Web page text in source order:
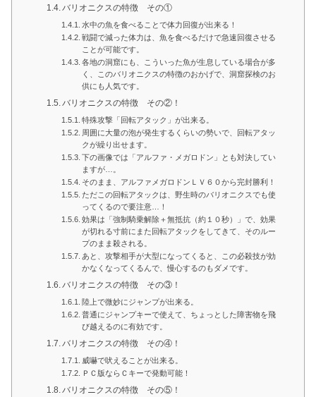
バリオニクスの特徴 その①
水中の魚を食べることで体力回復が出来る！
戦闘で減った体力は、魚を食べるだけで急速回復させる
ことが可能です。
各地の洞窟にも、こういった魚が生息している場合が多
く、このバリオニクスの特徴のおかげで、洞窟探検のお
供にも人気です。
バリオニクスの特徴 その②！
特殊攻撃「回転アタック」が出来る。
周囲に大量の泡が発生するくらいの勢いで、回転アタッ
クが繰り出せます。
下の画像では「アルファ・メガロドン」とも対決してい
ますが…。
そのまま、アルファメガロドンＬＶ６０から完封勝利！
ただこの回転アタックは、野生時のバリオニクスでも使
ってくるので要注意…！
効果は「強制騎乗解除＋無抵抗（約１０秒）」で、効果
が切れる寸前にまた回転アタックをしてきて、そのルー
プのまま殺される。
あと、攻撃相手が大型になってくると、この必殺技が効
かなくなってくるんで、慢心するのもダメです。
バリオニクスの特徴 その③！
陸上で微妙にジャンプが出来る。
普通にジャンプキーで使えて、ちょっとした障害物を飛
び越えるのに有効です。
バリオニクスの特徴 その④！
威嚇で吠えることが出来る。
ＰＣ版ならＣキーで発動可能！
バリオニクスの特徴 その⑤！